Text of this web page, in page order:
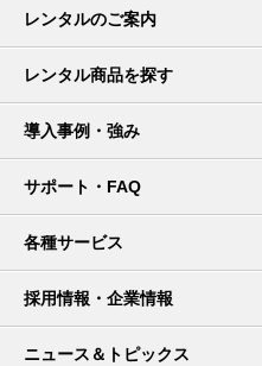
レンタルのご案内
レンタル商品を探す
導入事例・強み
サポート・FAQ
各種サービス
採用情報・企業情報
ニュース＆トピックス